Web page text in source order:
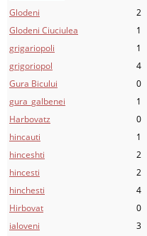
Glodeni
2
Glodeni Ciuciulea
1
grigariopoli
1
grigoriopol
4
Gura Bicului
0
gura_galbenei
1
Harbovatz
0
hincauti
1
hinceshti
2
hincesti
2
hinchesti
4
Hirbovat
0
ialoveni
3